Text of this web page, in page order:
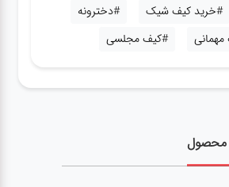
#خرید کیف شیک
#دخترونه
#کیف مجلسی
محصول